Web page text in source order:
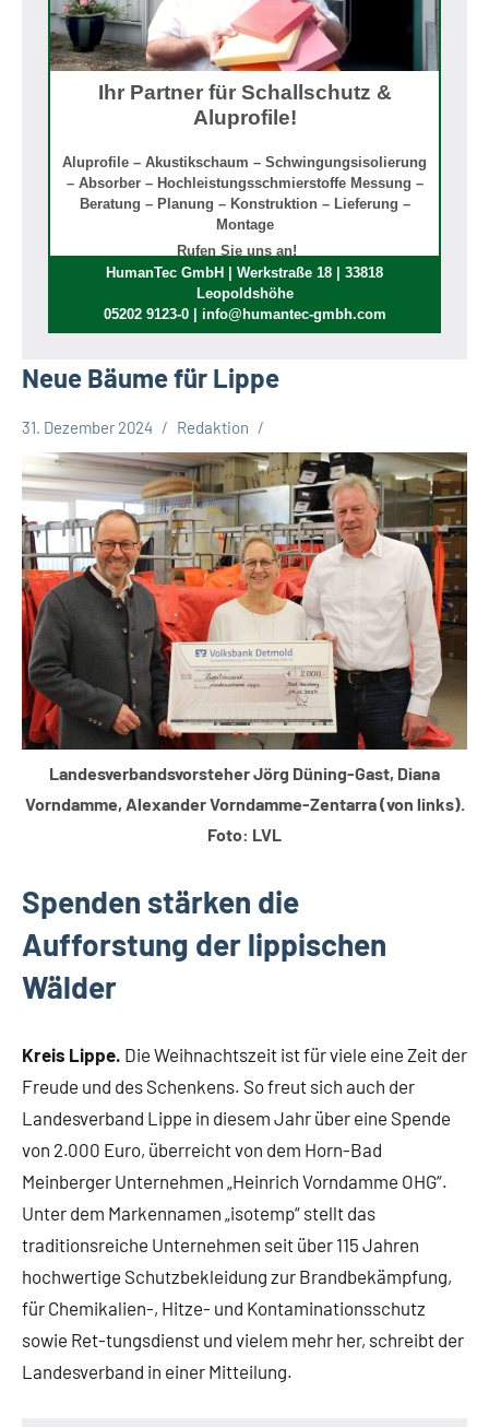
Ihr Partner für Schallschutz &
Aluprofile!
Aluprofile – Akustikschaum – Schwingungsisolierung
– Absorber – Hochleistungsschmierstoffe Messung –
Beratung – Planung – Konstruktion – Lieferung –
Montage
Rufen Sie uns an!
HumanTec GmbH | Werkstraße 18 | 33818
Leopoldshöhe
05202 9123-0 | info@humantec-gmbh.com
Neue Bäume für Lippe
Lippe
Lippische
Gesellschaft
31. Dezember 2024 Redaktion
Landesverbandsvorsteher Jörg Düning-Gast, Diana
Vorndamme, Alexander Vorndamme-Zentarra (von links).
Foto: LVL
Spenden stärken die
Aufforstung der lippischen
Wälder
Kreis Lippe. Die Weihnachtszeit ist für viele eine Zeit der
Freude und des Schenkens. So freut sich auch der
Landesverband Lippe in diesem Jahr über eine Spende
von 2.000 Euro, überreicht von dem Horn-Bad
Meinberger Unternehmen „Heinrich Vorndamme OHG“.
Unter dem Markennamen „isotemp“ stellt das
traditionsreiche Unternehmen seit über 115 Jahren
hochwertige Schutzbekleidung zur Brandbekämpfung,
für Chemikalien-, Hitze- und Kontaminationsschutz
sowie Ret-tungsdienst und vielem mehr her, schreibt der
Landesverband in einer Mitteilung.